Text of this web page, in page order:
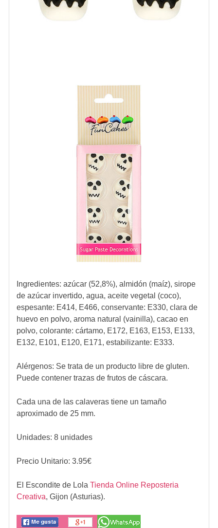
Ingredientes: azúcar (52,8%), almidón (maíz), sirope
de azúcar invertido, agua, aceite vegetal (coco),
espesante: E414, E466, conservante: E330, clara de
huevo en polvo, aroma natural (vainilla), cacao en
polvo, colorante: cártamo, E172, E163, E153, E133,
E132, E101, E120, E171, estabilizante: E333.
Alérgenos: Se trata de un producto libre de gluten.
Puede contener trazas de frutos de cáscara.
Cada una de las calaveras tiene un tamaño
aproximado de 25 mm.
Unidades: 8 unidades
Precio Unitario: 3.95€
El Escondite de Lola Tienda Online Reposteria
Creativa, Gijon (Asturias).